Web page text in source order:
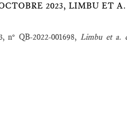
2023, LIMBU ET
n° QB-2022-001698, Limbu et a.